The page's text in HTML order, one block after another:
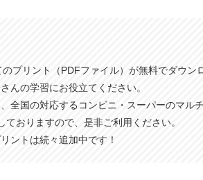
プリント（PDFファイル）が無料でダウン
んの学習にお役立てください。
全国の対応するコンビニ・スーパーのマル
おりますので、是非ご利用ください。
ントは続々追加中です！